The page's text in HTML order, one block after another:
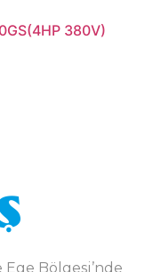
380V)
Bölgesi’nde